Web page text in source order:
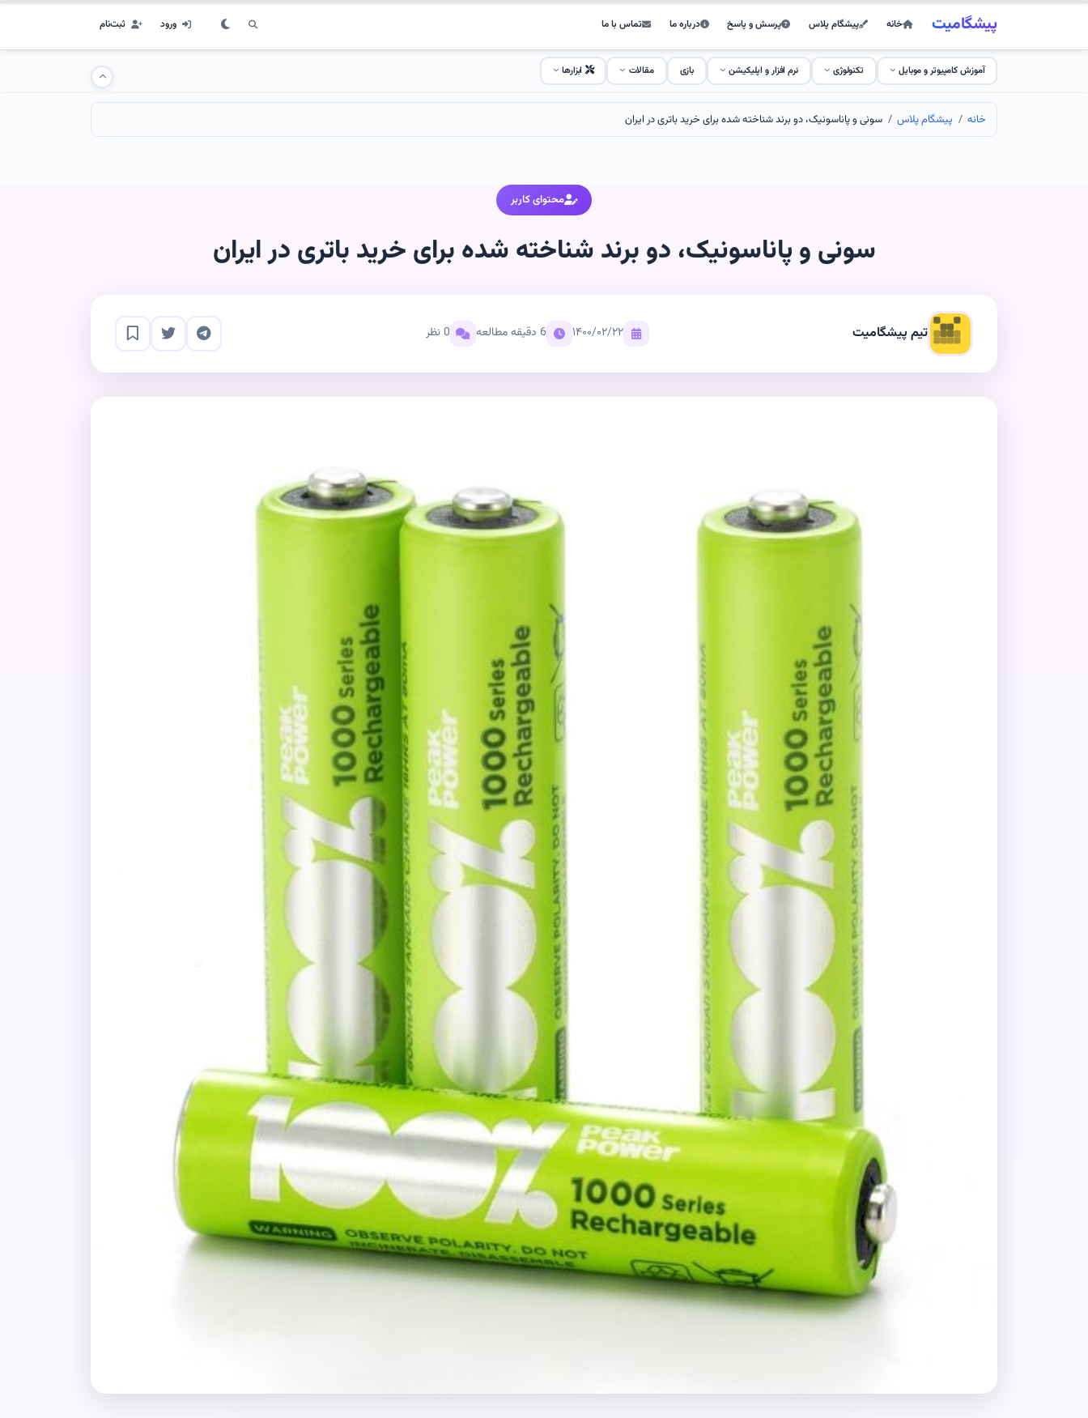
پیشگامیت خانه پیشگام پلاس پرسش و پاسخ درباره ما تماس با ما ورود ثبت‌نام
آموزش کامپیوتر و موبایل تکنولوژی نرم افزار و اپلیکیشن بازی مقالات ابزارها
خانه پیشگام پلاس سونی و پاناسونیک، دو برند شناخته شده برای خرید باتری در ایران
محتوای کاربر
سونی و پاناسونیک، دو برند شناخته شده برای خرید باتری در ایران
تیم پیشگامیت ۱۴۰۰/۰۲/۲۲ 6 دقیقه مطالعه 0 نظر